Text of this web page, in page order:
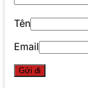
Tên
Email